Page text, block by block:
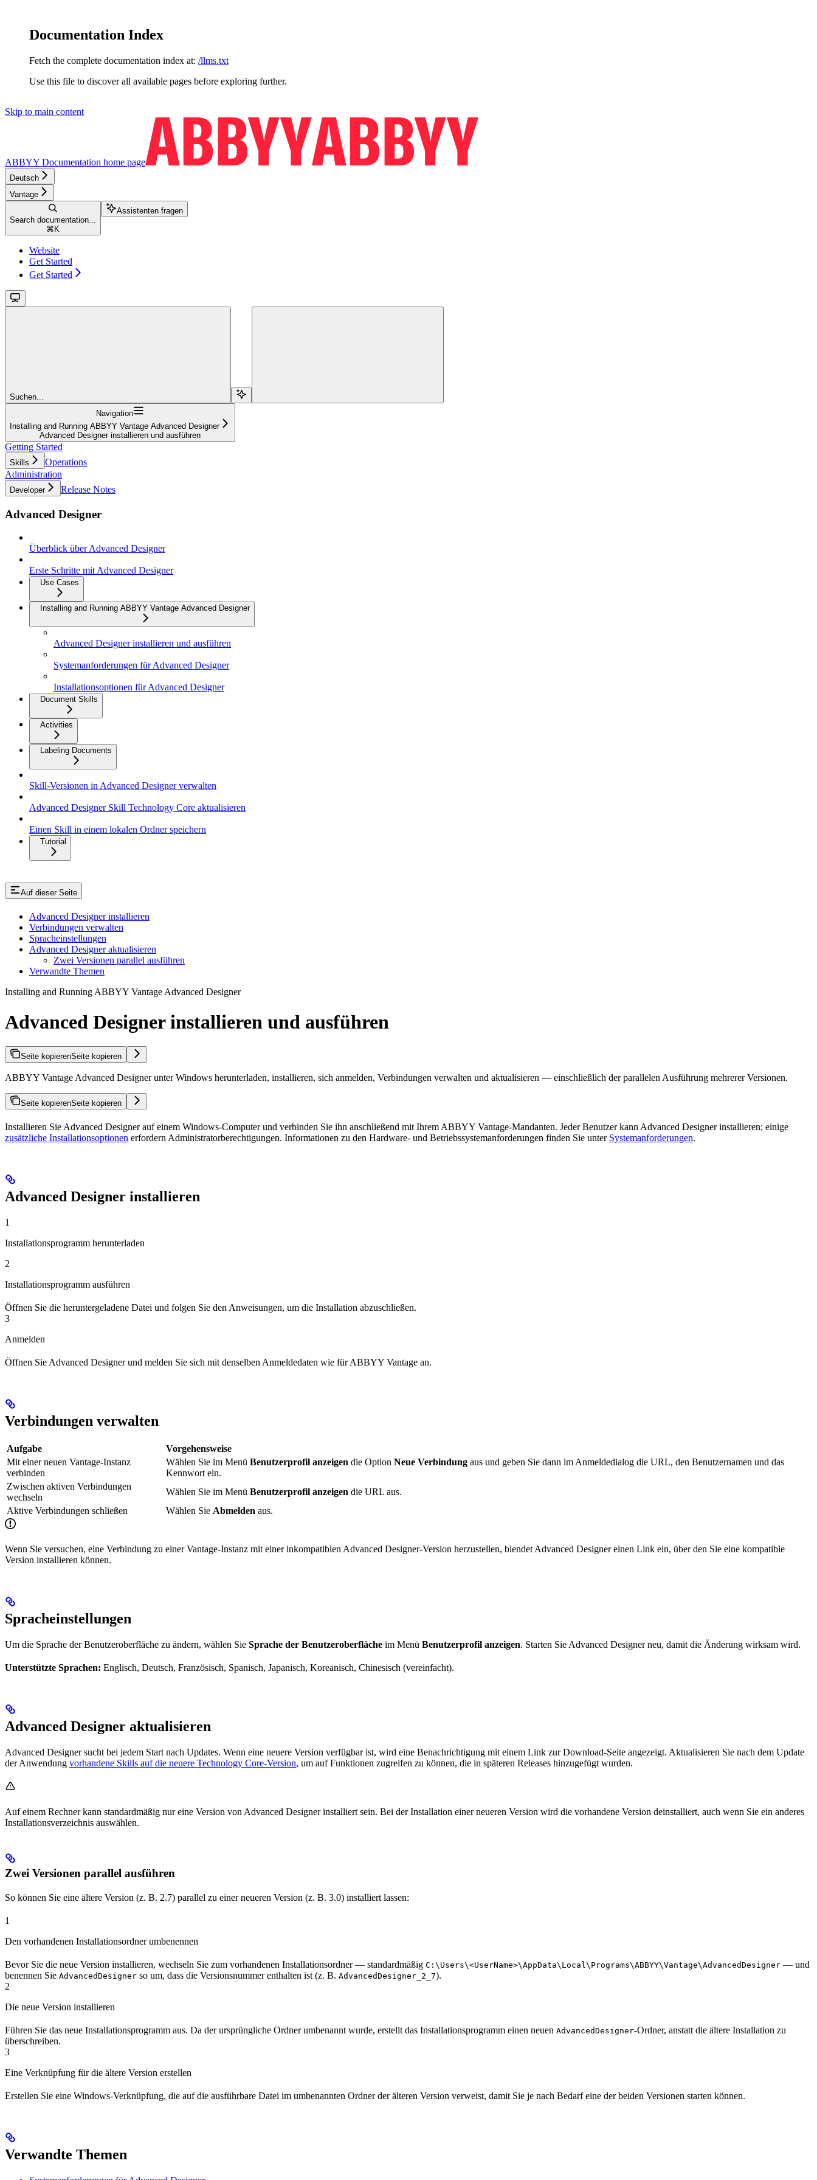
Documentation Index
Fetch the complete documentation index at: /llms.txt
Use this file to discover all available pages before exploring further.
Skip to main content
ABBYY Documentation home page
Deutsch
Vantage
Search documentation...
⌘ K
Assistenten fragen
Website
Get Started
Get Started
Suchen...
Navigation
Installing and Running ABBYY Vantage Advanced Designer
Advanced Designer installieren und ausführen
Getting Started
Skills
Operations
Administration
Developer Release Notes
Advanced Designer
Überblick über Advanced Designer
Erste Schritte mit Advanced Designer
Use Cases
Installing and Running ABBYY Vantage Advanced Designer
Advanced Designer installieren und ausführen
Systemanforderungen für Advanced Designer
Installationsoptionen für Advanced Designer
Document Skills
Activities
Labeling Documents
Skill-Versionen in Advanced Designer verwalten
Advanced Designer Skill Technology Core aktualisieren
Einen Skill in einem lokalen Ordner speichern
Tutorial
Auf dieser Seite
Advanced Designer installieren
Verbindungen verwalten
Spracheinstellungen
Advanced Designer aktualisieren
Zwei Versionen parallel ausführen
Verwandte Themen
Installing and Running ABBYY Vantage Advanced Designer
Advanced Designer installieren und ausführen
Seite kopierenSeite kopieren
ABBYY Vantage Advanced Designer unter Windows herunterladen, installieren, sich anmelden, Verbindungen verwalten und aktualisieren — einschließlich der parallelen Ausführung mehrerer Versionen.
Seite kopierenSeite kopieren
Installieren Sie Advanced Designer auf einem Windows-Computer und verbinden Sie ihn anschließend mit Ihrem ABBYY Vantage-Mandanten. Jeder Benutzer kann Advanced Designer installieren; einige
zusätzliche Installationsoptionen erfordern Administratorberechtigungen. Informationen zu den Hardware- und Betriebssystemanforderungen finden Sie unter Systemanforderungen.
Advanced Designer installieren
1
Installationsprogramm herunterladen
2
Installationsprogramm ausführen
Öffnen Sie die heruntergeladene Datei und folgen Sie den Anweisungen, um die Installation abzuschließen.
3
Anmelden
Öffnen Sie Advanced Designer und melden Sie sich mit denselben Anmeldedaten wie für ABBYY Vantage an.
Verbindungen verwalten
Aufgabe
Vorgehensweise
Mit einer neuen Vantage-Instanz
verbinden
Wählen Sie im Menü Benutzerprofil anzeigen die Option Neue Verbindung aus und geben Sie dann im Anmeldedialog die URL, den Benutzernamen und das
Kennwort ein.
Zwischen aktiven Verbindungen
wechseln
Wählen Sie im Menü Benutzerprofil anzeigen die URL aus.
Aktive Verbindungen schließen
Wählen Sie Abmelden aus.
Wenn Sie versuchen, eine Verbindung zu einer Vantage-Instanz mit einer inkompatiblen Advanced Designer-Version herzustellen, blendet Advanced Designer einen Link ein, über den Sie eine kompatible
Version installieren können.
Spracheinstellungen
Um die Sprache der Benutzeroberfläche zu ändern, wählen Sie Sprache der Benutzeroberfläche im Menü Benutzerprofil anzeigen. Starten Sie Advanced Designer neu, damit die Änderung wirksam wird.
Unterstützte Sprachen: Englisch, Deutsch, Französisch, Spanisch, Japanisch, Koreanisch, Chinesisch (vereinfacht).
Advanced Designer aktualisieren
Advanced Designer sucht bei jedem Start nach Updates. Wenn eine neuere Version verfügbar ist, wird eine Benachrichtigung mit einem Link zur Download-Seite angezeigt. Aktualisieren Sie nach dem Update
der Anwendung vorhandene Skills auf die neuere Technology Core-Version, um auf Funktionen zugreifen zu können, die in späteren Releases hinzugefügt wurden.
Auf einem Rechner kann standardmäßig nur eine Version von Advanced Designer installiert sein. Bei der Installation einer neueren Version wird die vorhandene Version deinstalliert, auch wenn Sie ein anderes
Installationsverzeichnis auswählen.
Zwei Versionen parallel ausführen
So können Sie eine ältere Version (z. B. 2.7) parallel zu einer neueren Version (z. B. 3.0) installiert lassen:
1
Den vorhandenen Installationsordner umbenennen
Bevor Sie die neue Version installieren, wechseln Sie zum vorhandenen Installationsordner — standardmäßig C:\Users\<UserName>\AppData\Local\Programs\ABBYY\Vantage\AdvancedDesigner — und
benennen Sie AdvancedDesigner so um, dass die Versionsnummer enthalten ist (z. B. AdvancedDesigner_2_7).
2
Die neue Version installieren
Führen Sie das neue Installationsprogramm aus. Da der ursprüngliche Ordner umbenannt wurde, erstellt das Installationsprogramm einen neuen AdvancedDesigner-Ordner, anstatt die ältere Installation zu
überschreiben.
3
Eine Verknüpfung für die ältere Version erstellen
Erstellen Sie eine Windows-Verknüpfung, die auf die ausführbare Datei im umbenannten Ordner der älteren Version verweist, damit Sie je nach Bedarf eine der beiden Versionen starten können.
Verwandte Themen